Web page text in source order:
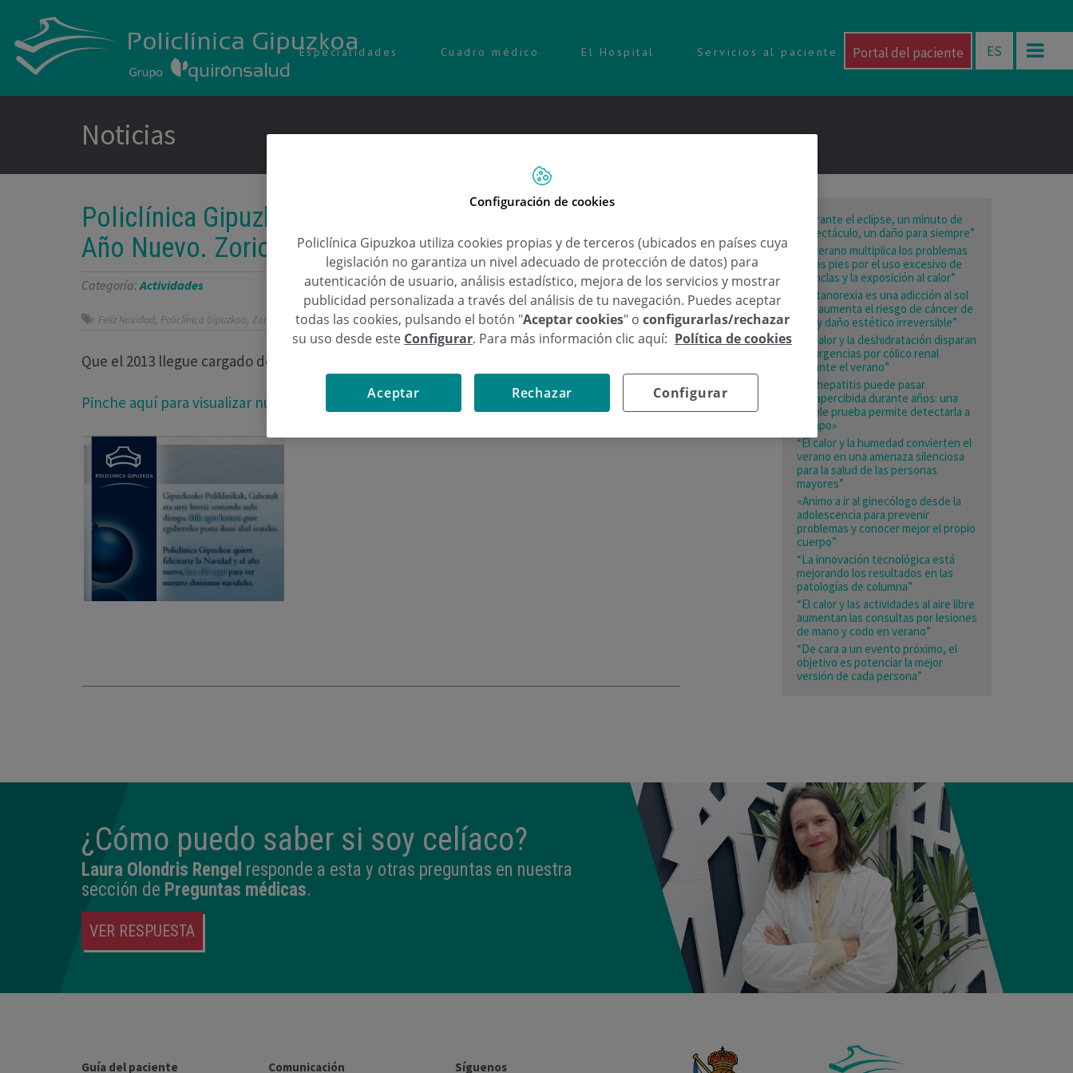
Especialidades Cuadro médico El Hospital Servicios al paciente Portal del paciente ES
Noticias
Policlínica Gipuzkoa le desea Feliz Navidad y Prospero
Año Nuevo. Zorionak¡
Categoría:Actividades
19 de Diciembre de 2012
Feliz Navidad, Policlínica Gipuzkoa, Zorionak
Que el 2013 llegue cargado de salud para todos
Pinche aquí para visualizar nuestro christmas digital
“Durante el eclipse, un minuto de
espectáculo, un daño para siempre”
“El verano multiplica los problemas
en los pies por el uso excesivo de
chanclas y la exposición al calor”
“La tanorexia es una adicción al sol
que aumenta el riesgo de cáncer de
piel y daño estético irreversible”
“El calor y la deshidratación disparan
las urgencias por cólico renal
durante el verano”
«La hepatitis puede pasar
desapercibida durante años: una
simple prueba permite detectarla a
tiempo»
“El calor y la humedad convierten el
verano en una amenaza silenciosa
para la salud de las personas
mayores”
«Animo a ir al ginecólogo desde la
adolescencia para prevenir
problemas y conocer mejor el propio
cuerpo”
“La innovación tecnológica está
mejorando los resultados en las
patologías de columna”
“El calor y las actividades al aire libre
aumentan las consultas por lesiones
de mano y codo en verano”
“De cara a un evento próximo, el
objetivo es potenciar la mejor
versión de cada persona”
¿Cómo puedo saber si soy celíaco?
Laura Olondris Rengel responde a esta y otras preguntas en nuestra
sección de Preguntas médicas.
VER RESPUESTA
Guía del paciente Comunicación Síguenos
Configuración de cookies
Policlínica Gipuzkoa utiliza cookies propias y de terceros (ubicados en países cuya
legislación no garantiza un nivel adecuado de protección de datos) para
autenticación de usuario, análisis estadístico, mejora de los servicios y mostrar
publicidad personalizada a través del análisis de tu navegación. Puedes aceptar
todas las cookies, pulsando el botón "Aceptar cookies" o configurarlas/rechazar
su uso desde este Configurar. Para más información clic aquí: Política de cookies
Configurar
Rechazar
Aceptar